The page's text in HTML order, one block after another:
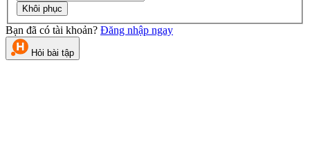
Khôi phục
Bạn đã có tài khoản? Đăng nhập ngay
Hỏi bài tập